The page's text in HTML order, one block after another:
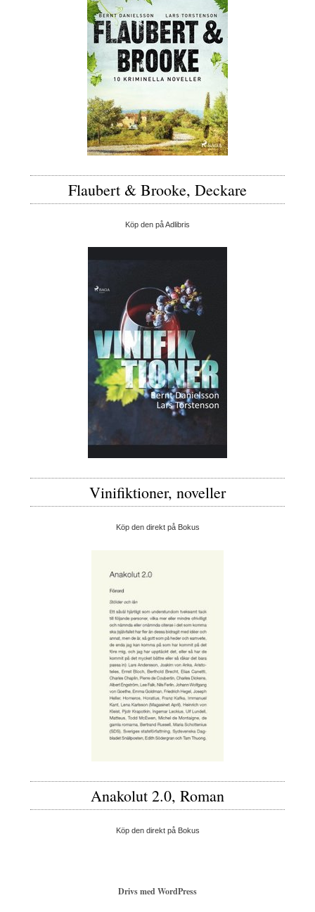
Flaubert & Brooke, Deckare
Köp den på Adlibris
Vinifiktioner, noveller
Köp den direkt på Bokus
Anakolut 2.0, Roman
Köp den direkt på Bokus
Drivs med WordPress